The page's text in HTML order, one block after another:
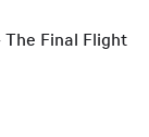
The Final Flight